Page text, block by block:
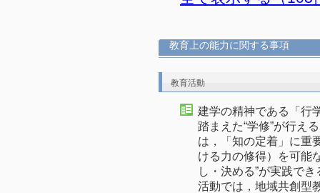
教育上の能力に関する事項
教育活動
建学の精神である「行
踏まえた“学修”が行え
は，「知の定着」に重
ける力の修得）を可能
し・決める”が実践で
活動では，地域共創型